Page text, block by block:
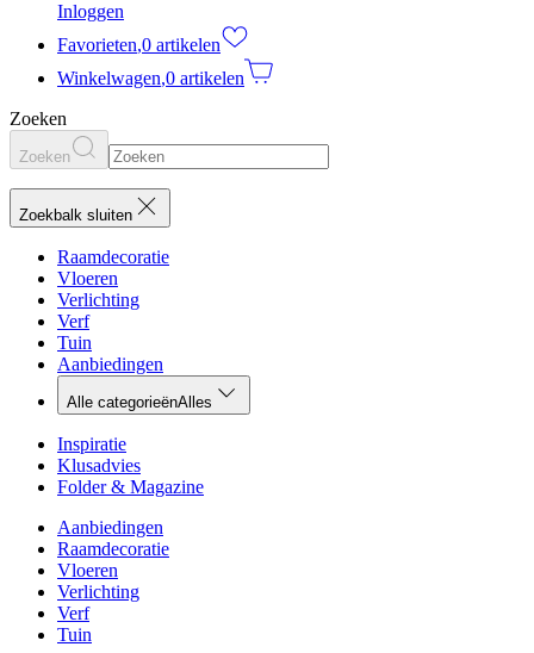
Inloggen
Favorieten,0 artikelen
Winkelwagen,0 artikelen
Zoeken
Zoeken
Zoekbalk sluiten
Raamdecoratie
Vloeren
Verlichting
Verf
Tuin
Aanbiedingen
Alle categorieënAlles
Inspiratie
Klusadvies
Folder & Magazine
Aanbiedingen
Raamdecoratie
Vloeren
Verlichting
Verf
Tuin